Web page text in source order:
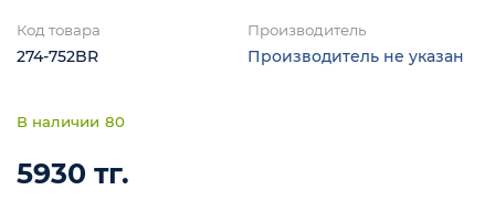
Код товара
274-752BR
Производитель
Производитель не указан
80
5930 тг.